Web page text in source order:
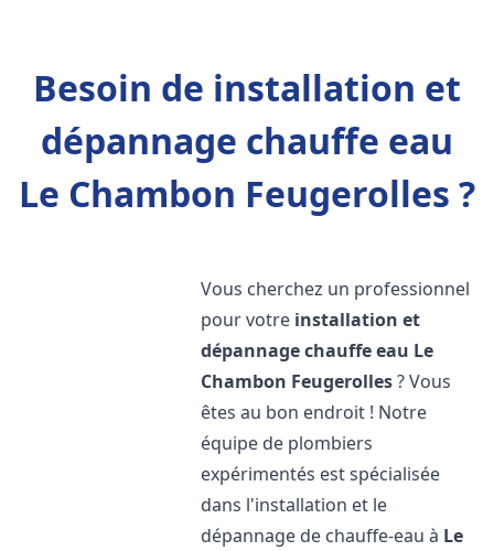
Besoin de installation et
dépannage chauffe eau
Le Chambon Feugerolles ?
Vous cherchez un professionnel
pour votre installation et
dépannage chauffe eau Le
Chambon Feugerolles? Vous
êtes au bon endroit ! Notre
équipe de plombiers
expérimentés est spécialisée
dans l'installation et le
dépannage de chauffe-eau à Le